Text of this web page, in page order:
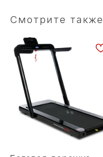
Смотрите также